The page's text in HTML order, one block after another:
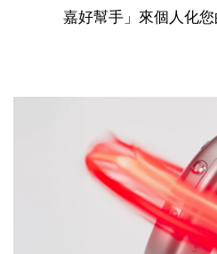
嘉好幫手」來個人化您